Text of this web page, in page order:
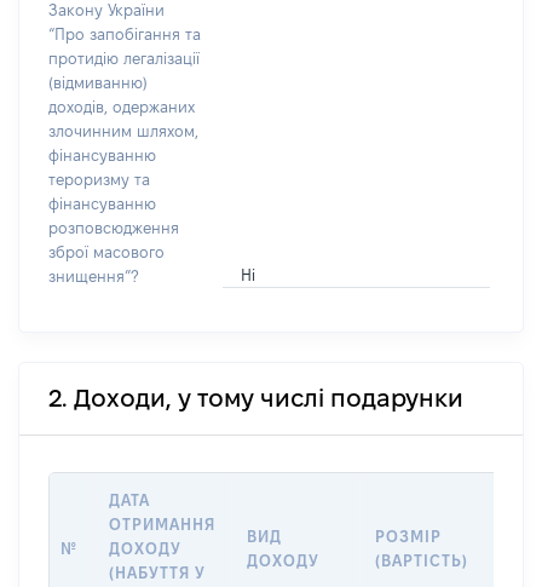
Закону України
“Про запобігання та
протидію легалізації
(відмиванню)
доходів, одержаних
злочинним шляхом,
фінансуванню
тероризму та
фінансуванню
розповсюдження
зброї масового
знищення”?
Ні
2. Доходи, у тому числі подарунки
№
ДАТА
ОТРИМАННЯ
ДОХОДУ
(НАБУТТЯ У
ВИД
ДОХОДУ
РОЗМІР
(ВАРТІСТЬ)